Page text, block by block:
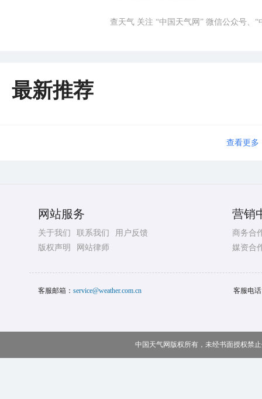
查天气 关注 “中国天气网” 微信公众号、
最新推荐
查看更多
网站服务
关于我们 联系我们
用户反馈
版权声明
网站律师
营销
商务合
媒资合
客服邮箱： service@weather.com.cn 客服电
中国天气网版权所有，未经书面授权